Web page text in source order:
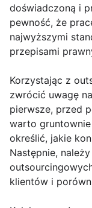
doświadczoną i
pewność, że
najwyższymi
przepisami
Korzystając z
zwrócić uwagę
pierwsze, przed
warto
określić, jakie
Następnie,
klientów i